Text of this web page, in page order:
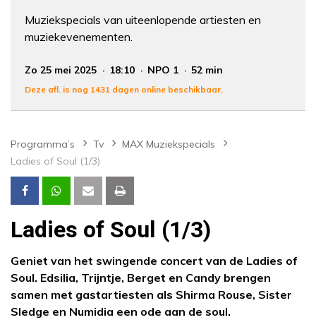
Muziekspecials van uiteenlopende artiesten en
muziekevenementen.
Zo 25 mei 2025 18:10 NPO 1 52 min
Deze afl. is nog 1431 dagen online beschikbaar.
Programma’s Tv
MAX Muziekspecials
Ladies of Soul (1/3)
Ladies of Soul (1/3)
Geniet van het swingende concert van de Ladies of
Soul. Edsilia, Trijntje, Berget en Candy brengen
samen met gastartiesten als Shirma Rouse, Sister
Sledge en Numidia een ode aan de soul.